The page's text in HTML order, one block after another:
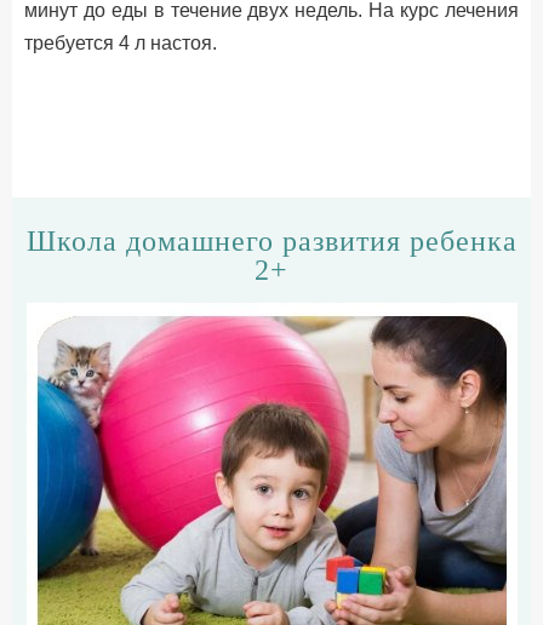
минут до еды в течение двух недель. На курс лечения
требуется 4 л настоя.
Школа домашнего развития ребенка
2+